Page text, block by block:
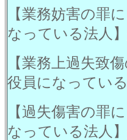
【業務妨害の罪
なっている法人】
【業務上過失致
役員になっている
【過失傷害の罪
なっている法人】